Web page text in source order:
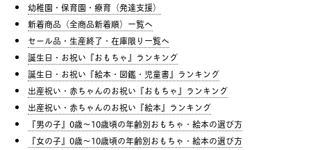
幼稚園・保育園・療育（発達支援）
新着商品（全商品新着順）一覧へ
セール品・生産終了・在庫限り一覧へ
誕生日・お祝い『おもちゃ』ランキング
誕生日・お祝い『絵本・図鑑・児童書』ランキング
出産祝い・赤ちゃんのお祝い『おもちゃ』ランキング
出産祝い・赤ちゃんのお祝い『絵本』ランキング
『男の子』0歳〜10歳頃の年齢別おもちゃ・絵本の選び方
『女の子』0歳〜10歳頃の年齢別おもちゃ・絵本の選び方